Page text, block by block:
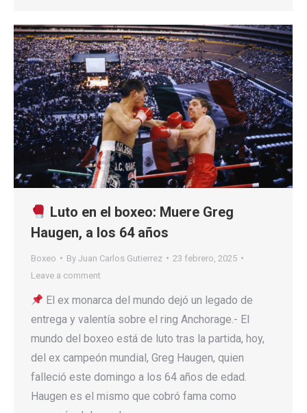
Luto en el boxeo: Muere Greg
Haugen, a los 64 años
Boxeo By Juan Carlos Gutierrez
23 febrero, 2025
Leave a comment
El ex monarca del mundo dejó un legado de
entrega y valentía sobre el ring Anchorage.- El
mundo del boxeo está de luto tras la partida, hoy,
del ex campeón mundial, Greg Haugen, quien
falleció este domingo a los 64 años de edad.
Haugen es el mismo que cobró fama como